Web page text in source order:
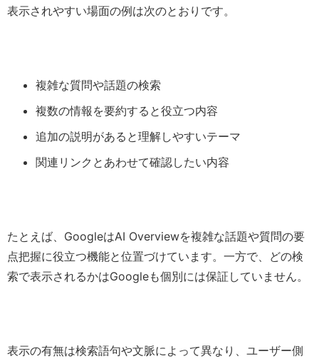
表示されやすい場面の例は次のとおりです。
複雑な質問や話題の検索
複数の情報を要約すると役立つ内容
追加の説明があると理解しやすいテーマ
関連リンクとあわせて確認したい内容
たとえば、GoogleはAI Overviewを複雑な話題や質問の要
点把握に役立つ機能と位置づけています。一方で、どの検
索で表示されるかはGoogleも個別には保証していません。
表示の有無は検索語句や文脈によって異なり、ユーザー側